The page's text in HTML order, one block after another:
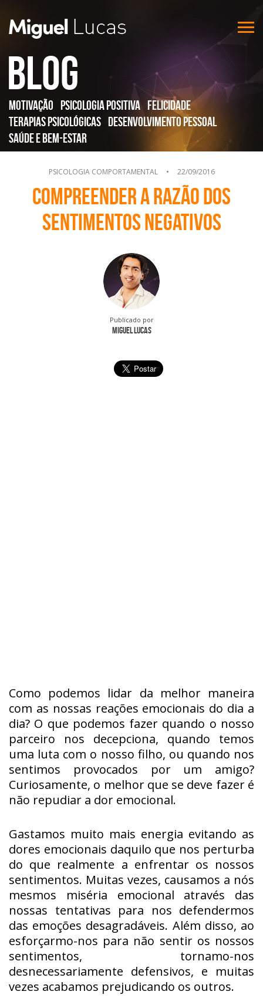
Blog
Motivação Psicologia Positiva Felicidade
Terapias Psicológicas Desenvolvimento Pessoal
Saúde e Bem-Estar
PSICOLOGIA COMPORTAMENTAL • 22/09/2016
Compreender a razão dos
sentimentos negativos
Publicado por
Miguel Lucas
Como podemos lidar da melhor maneira
com as nossas reações emocionais do dia a
dia? O que podemos fazer quando o nosso
parceiro nos decepciona, quando temos
uma luta com o nosso filho, ou quando nos
sentimos provocados por um amigo?
Curiosamente, o melhor que se deve fazer é
não repudiar a dor emocional.
Gastamos muito mais energia evitando as
dores emocionais daquilo que nos perturba
do que realmente a enfrentar os nossos
sentimentos. Muitas vezes, causamos a nós
mesmos miséria emocional através das
nossas tentativas para nos defendermos
das emoções desagradáveis. Além disso, ao
esforçarmo-nos para não sentir os nossos
sentimentos, tornamo-nos
desnecessariamente defensivos, e muitas
vezes acabamos prejudicando os outros.